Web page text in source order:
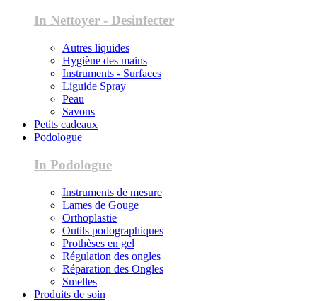
In Nettoyer - Desinfecter
Autres liquides
Hygiène des mains
Instruments - Surfaces
Liguide Spray
Peau
Savons
Petits cadeaux
Podologue
In Podologue
Instruments de mesure
Lames de Gouge
Orthoplastie
Outils podographiques
Prothèses en gel
Régulation des ongles
Réparation des Ongles
Smelles
Produits de soin